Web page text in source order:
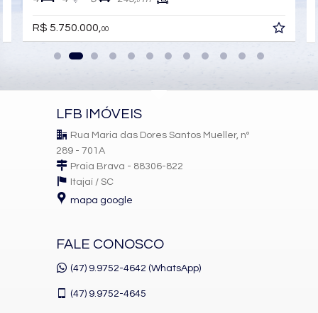
Brinquedoteca
Piscina Infantil
Câmeras de Segurança
Gás Central
Elevador
R$ 5.750.000, 00
LFB IMÓVEIS
Rua Maria das Dores Santos Mueller, nº
289 - 701A
Praia Brava - 88306-822
Itajaí / SC
mapa google
FALE CONOSCO
(47) 9.9752-4642 (WhatsApp)
(47) 9.9752-4645